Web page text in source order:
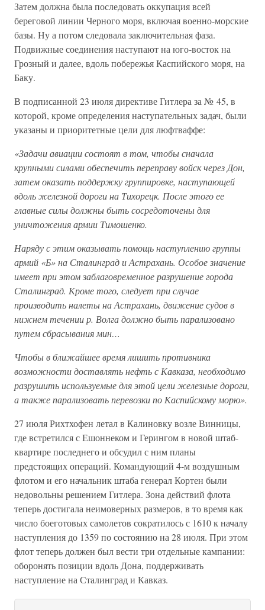
Затем должна была последовать оккупация всей
береговой линии Черного моря, включая военно-морские
базы. Ну а потом следовала заключительная фаза.
Подвижные соединения наступают на юго-восток на
Грозный и далее, вдоль побережья Каспийского моря, на
Баку.
В подписанной 23 июля директиве Гитлера за № 45, в
которой, кроме определения наступательных задач, были
указаны и приоритетные цели для люфтваффе:
«Задачи авиации состоят в том, чтобы сначала
крупными силами обеспечить переправу войск через Дон,
затем оказать поддержку группировке, наступающей
вдоль железной дороги на Тихорецк. После этого ее
главные силы должны быть сосредоточены для
уничтожения армии Тимошенко.
Наряду с этим оказывать помощь наступлению группы
армий «Б» на Сталинград и Астрахань. Особое значение
имеет при этом заблаговременное разрушение города
Сталинград. Кроме того, следует при случае
производить налеты на Астрахань, движение судов в
нижнем течении р. Волга должно быть парализовано
путем сбрасывания мин…
Чтобы в ближайшее время лишить противника
возможности доставлять нефть с Кавказа, необходимо
разрушить используемые для этой цели железные дороги,
а также парализовать перевозки по Каспийскому морю».
27 июля Рихтхофен летал в Калиновку возле Винницы,
где встретился с Ешоннеком и Герингом в новой штаб-
квартире последнего и обсудил с ним планы
предстоящих операций. Командующий 4-м воздушным
флотом и его начальник штаба генерал Кортен были
недовольны решением Гитлера. Зона действий флота
теперь достигала неимоверных размеров, в то время как
число боеготовых самолетов сократилось с 1610 к началу
наступления до 1359 по состоянию на 28 июля. При этом
флот теперь должен был вести три отдельные кампании:
оборонять позиции вдоль Дона, поддерживать
наступление на Сталинград и Кавказ.